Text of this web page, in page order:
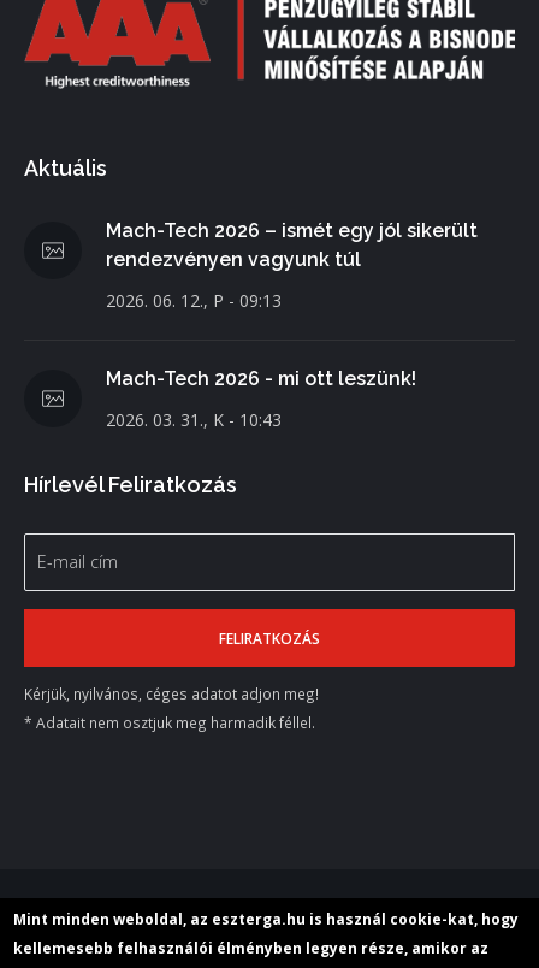
Aktuális
Mach-Tech 2026 – ismét egy jól sikerült
rendezvényen vagyunk túl
2026. 06. 12., P - 09:13
Mach-Tech 2026 - mi ott leszünk!
2026. 03. 31., K - 10:43
Hírlevél Feliratkozás
Kérjük, nyilvános, céges adatot adjon meg!
* Adatait nem osztjuk meg harmadik féllel.
© 2018 M+E Szerszámgép Kereskedelmi Kft.
Mint minden weboldal, az eszterga.hu is használ cookie-kat, hogy
kellemesebb felhasználói élményben legyen része, amikor az